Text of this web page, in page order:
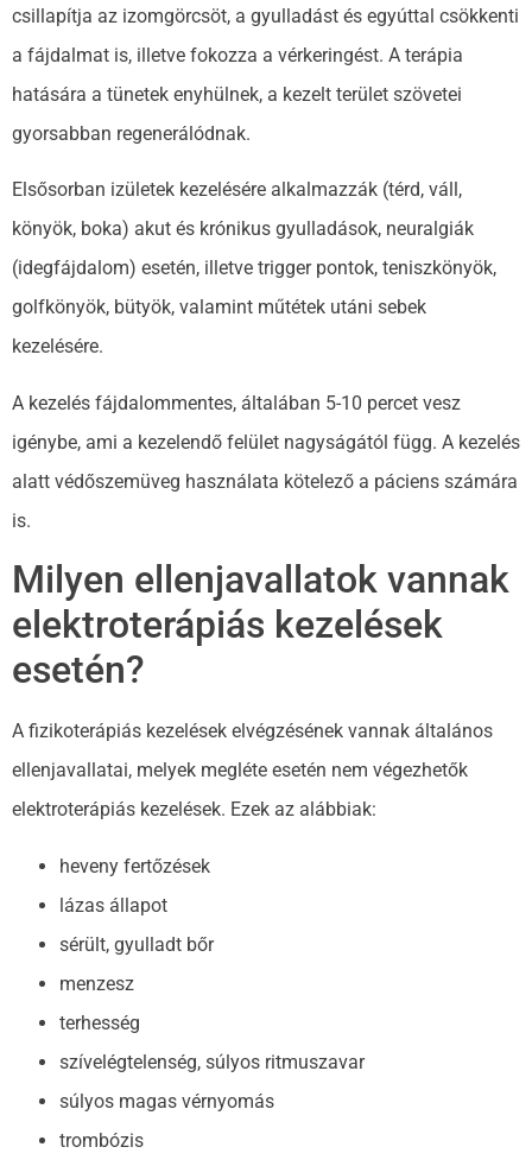
csillapítja az izomgörcsöt, a gyulladást és egyúttal csökkenti
a fájdalmat is, illetve fokozza a vérkeringést. A terápia
hatására a tünetek enyhülnek, a kezelt terület szövetei
gyorsabban regenerálódnak.
Elsősorban izületek kezelésére alkalmazzák (térd, váll,
könyök, boka) akut és krónikus gyulladások, neuralgiák
(idegfájdalom) esetén, illetve trigger pontok, teniszkönyök,
golfkönyök, bütyök, valamint műtétek utáni sebek
kezelésére.
A kezelés fájdalommentes, általában 5-10 percet vesz
igénybe, ami a kezelendő felület nagyságától függ. A kezelés
alatt védőszemüveg használata kötelező a páciens számára
is.
Milyen ellenjavallatok vannak
elektroterápiás kezelések
esetén?
A fizikoterápiás kezelések elvégzésének vannak általános
ellenjavallatai, melyek megléte esetén nem végezhetők
elektroterápiás kezelések. Ezek az alábbiak:
heveny fertőzések
lázas állapot
sérült, gyulladt bőr
menzesz
terhesség
szívelégtelenség, súlyos ritmuszavar
súlyos magas vérnyomás
trombózis